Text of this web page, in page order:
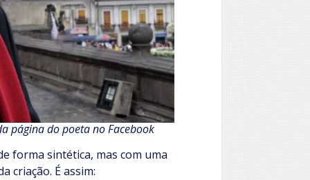
página do poeta no Facebook
forma sintética, mas com uma
criação. É assim: